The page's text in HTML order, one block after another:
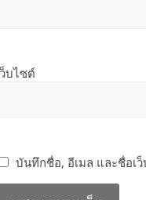
บไซต์
บันทึกชื่อ, อีเมล และชื่อเ